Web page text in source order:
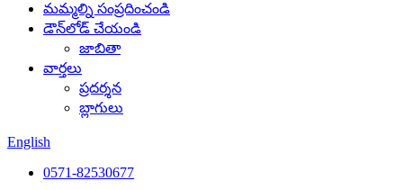
మమ్మల్ని సంప్రదించండి
డౌన్‌లోడ్ చేయండి
జాబితా
వార్తలు
ప్రదర్శన
బ్లాగులు
English
0571-82530677